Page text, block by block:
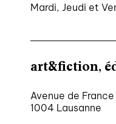
Mardi, Jeudi et
art&fiction,
Avenue de France
1004 Lausanne